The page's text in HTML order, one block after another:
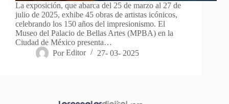
La exposición, que abarca del 25 de marzo al 27 de
julio de 2025, exhibe 45 obras de artistas icónicos,
celebrando los 150 años del impresionismo. El
Museo del Palacio de Bellas Artes (MPBA) en la
Ciudad de México presenta…
Por Editor 27- 03- 2025